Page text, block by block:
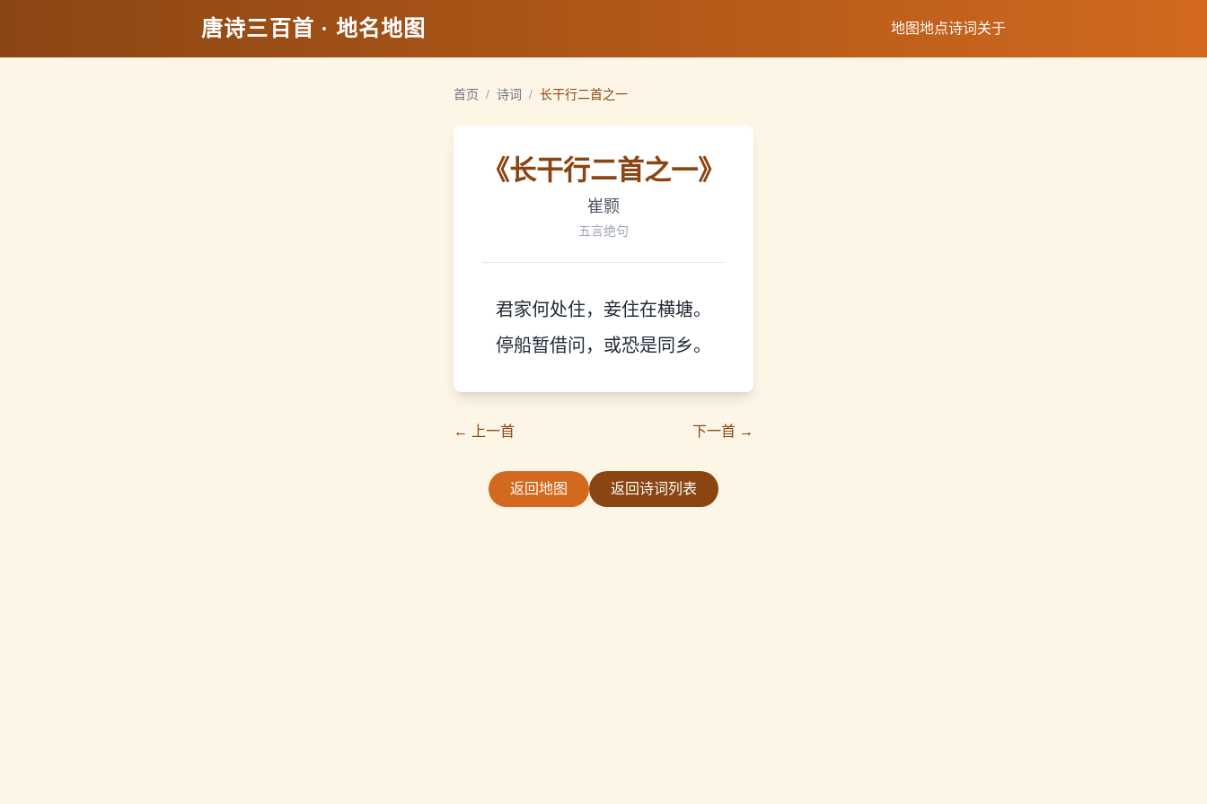
唐诗三百首 · 地名地图 地图地点诗词 关于
首页 / 诗词 / 长干行二首之一
《长干行二首之一》
崔颢
五言绝句
君家何处住，妾住在横塘。
停船暂借问，或恐是同乡。
← 上一首 下一首 →
返回地图 返回诗词列表